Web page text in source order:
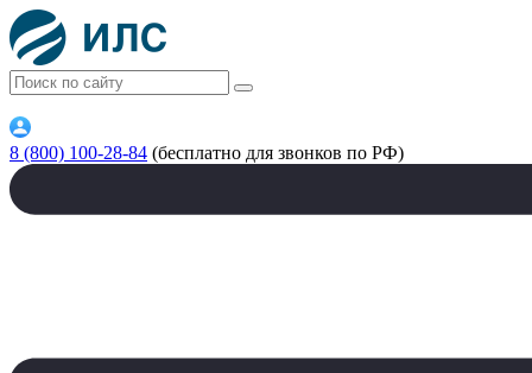
8 (800) 100-28-84 (бесплатно для звонков по РФ)